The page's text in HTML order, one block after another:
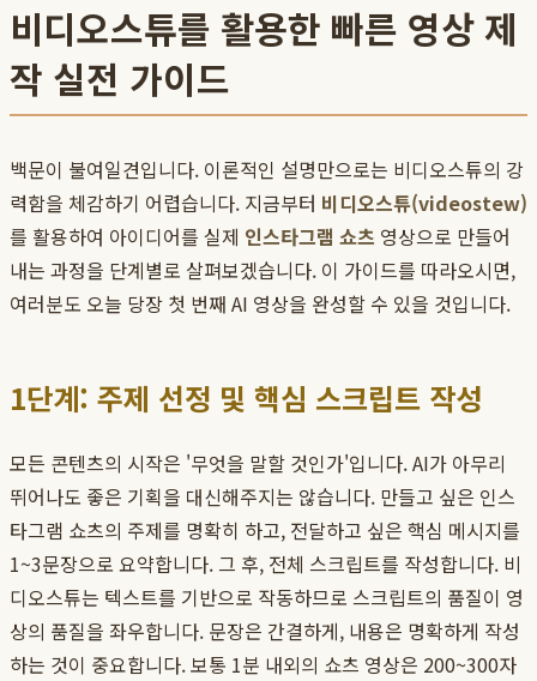
비디오스튜를 활용한 빠른 영상 제
작 실전 가이드
백문이 불여일견입니다. 이론적인 설명만으로는 비디오스튜의 강
력함을 체감하기 어렵습니다. 지금부터 비디오스튜(videostew)
를 활용하여 아이디어를 실제 인스타그램 쇼츠 영상으로 만들어
내는 과정을 단계별로 살펴보겠습니다. 이 가이드를 따라오시면,
여러분도 오늘 당장 첫 번째 AI 영상을 완성할 수 있을 것입니다.
1단계: 주제 선정 및 핵심 스크립트 작성
모든 콘텐츠의 시작은 '무엇을 말할 것인가'입니다. AI가 아무리
뛰어나도 좋은 기획을 대신해주지는 않습니다. 만들고 싶은 인스
타그램 쇼츠의 주제를 명확히 하고, 전달하고 싶은 핵심 메시지를
1~3문장으로 요약합니다. 그 후, 전체 스크립트를 작성합니다. 비
디오스튜는 텍스트를 기반으로 작동하므로 스크립트의 품질이 영
상의 품질을 좌우합니다. 문장은 간결하게, 내용은 명확하게 작성
하는 것이 중요합니다. 보통 1분 내외의 쇼츠 영상은 200~300자